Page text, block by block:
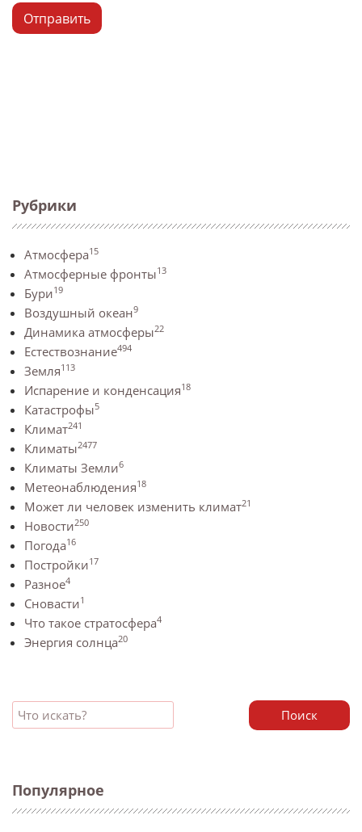
Рубрики
Атмосфера15
Атмосферные фронты13
Бури19
Воздушный океан9
Динамика атмосферы22
Естествознание494
Земля113
Испарение и конденсация18
Катастрофы5
Климат241
Климаты2477
Климаты Земли6
Метеонаблюдения18
Может ли человек изменить климат21
Новости250
Погода16
Постройки17
Разное4
Сновасти1
Что такое стратосфера4
Энергия солнца20
Поиск
Популярное
Отправить